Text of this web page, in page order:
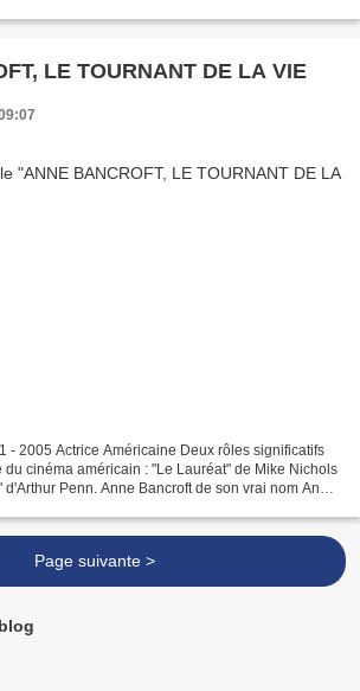
LE TOURNANT DE LA VIE
- 2005 Actrice Américaine Deux rôles significatifs
du cinéma américain : "Le Lauréat" de Mike Nichols
Penn. Anne Bancroft de son vrai nom Anna
Page suivante >